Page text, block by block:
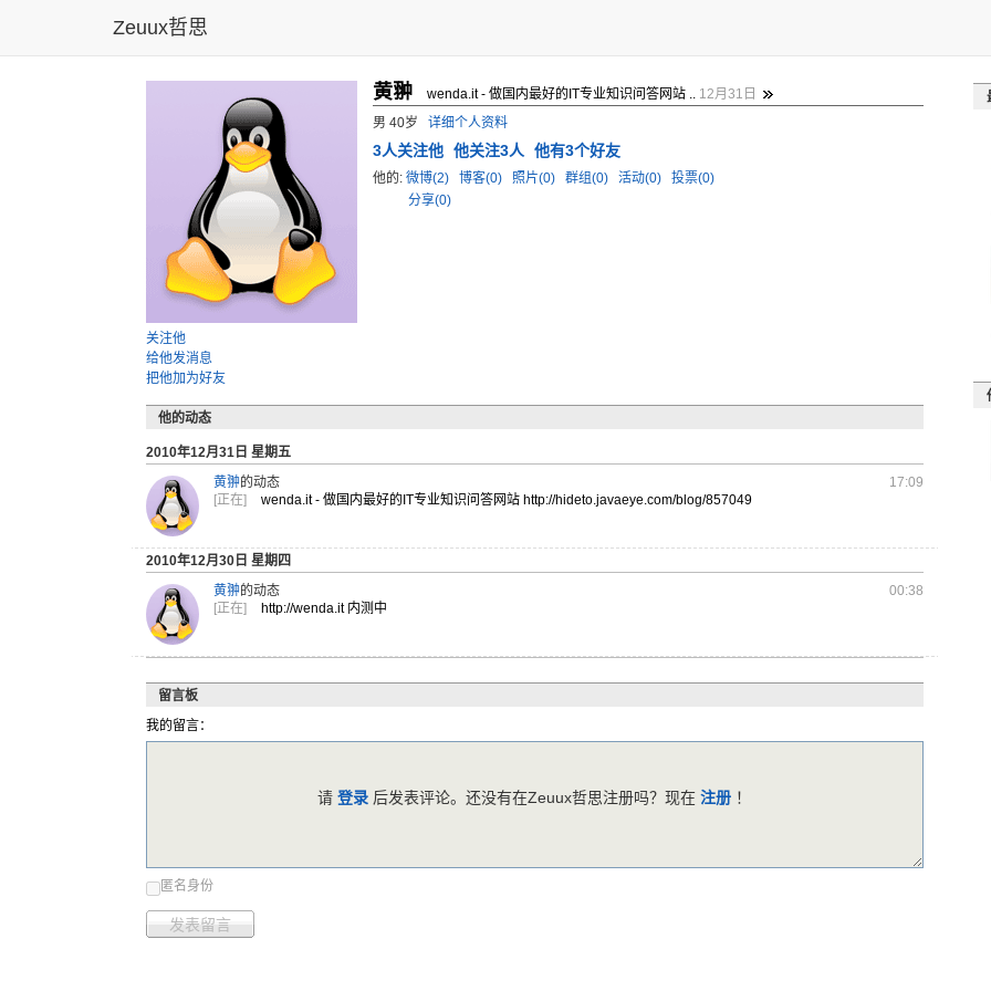
Zeuux哲思
关注他
给他发消息
把他加为好友
黄翀 wenda.it - 做国内最好的IT专业知识问答网站 .. 12月31日
男 40岁 详细个人资料
3人关注他 他关注3人 他有3个好友
他的: 微博(2) 博客(0) 照片(0) 群组(0) 活动(0)
投票(0)
分享(0)
他的动态
2010年12月31日 星期五
黄翀的动态
17:09
[正在]
wenda.it - 做国内最好的IT专业知识问答网站 http://hideto.javaeye.com/blog/857049
2010年12月30日 星期四
黄翀的动态
00:38
[正在]
http://wenda.it 内测中
留言板
我的留言：
匿名身份
发表留言
请登录 后发表评论。还没有在Zeuux哲思注册吗？现在注册 ！